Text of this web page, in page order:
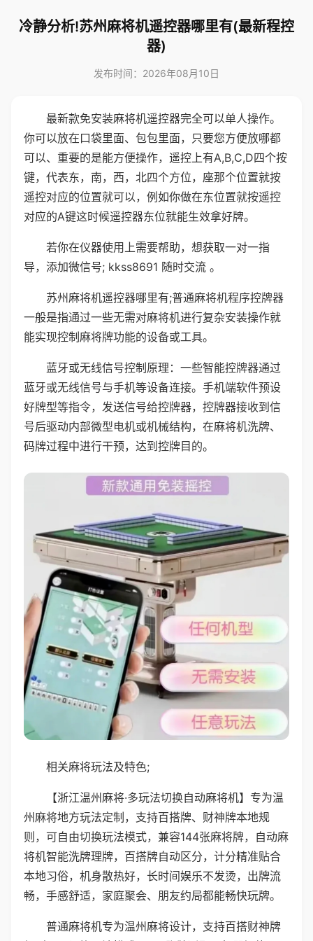
冷静分析!苏州麻将机遥控器哪里有(最新程控
器)
发布时间：2026年08月10日
最新款免安装麻将机遥控器完全可以单人操作。
你可以放在口袋里面、包包里面，只要您方便放哪都
可以、重要的是能方便操作，遥控上有A,B,C,D四个按
键，代表东，南，西，北四个方位，座那个位置就按
遥控对应的位置就可以，例如你做在东位置就按遥控
对应的A键这时候遥控器东位就能生效拿好牌。
若你在仪器使用上需要帮助，想获取一对一指
导，添加微信号; kkss8691 随时交流 。
苏州麻将机遥控器哪里有;普通麻将机程序控牌器
一般是指通过一些无需对麻将机进行复杂安装操作就
能实现控制麻将牌功能的设备或工具。
蓝牙或无线信号控制原理：一些智能控牌器通过
蓝牙或无线信号与手机等设备连接。手机端软件预设
好牌型等指令，发送信号给控牌器，控牌器接收到信
号后驱动内部微型电机或机械结构，在麻将机洗牌、
码牌过程中进行干预，达到控牌目的。
相关麻将玩法及特色;
【浙江温州麻将·多玩法切换自动麻将机】专为温
州麻将地方玩法定制，支持百搭牌、财神牌本地规
则，可自由切换玩法模式，兼容144张麻将牌，自动麻
将机智能洗牌理牌，百搭牌自动区分，计分精准贴合
本地习俗，机身散热好，长时间娱乐不发烫，出牌流
畅，手感舒适，家庭聚会、朋友约局都能畅快玩牌。
普通麻将机专为温州麻将设计，支持百搭财神牌